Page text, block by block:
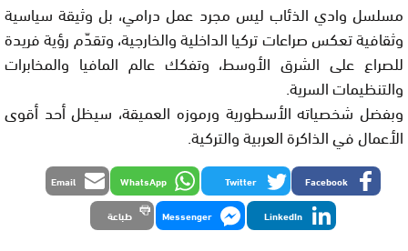
مسلسل وادي الذئاب ليس مجرد عمل درامي، بل وثيقة سياسية
وثقافية تعكس صراعات تركيا الداخلية والخارجية، وتقدّم رؤية فريدة
للصراع على الشرق الأوسط، وتفكك عالم المافيا والمخابرات
والتنظيمات السرية.
وبفضل شخصياته الأسطورية ورموزه العميقة، سيظل أحد أقوى
الأعمال في الذاكرة العربية والتركية.
Facebook
Twitter
WhatsApp
Email
LinkedIn
Messenger طباعة